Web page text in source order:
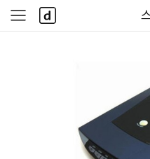
사
이
다
나
와